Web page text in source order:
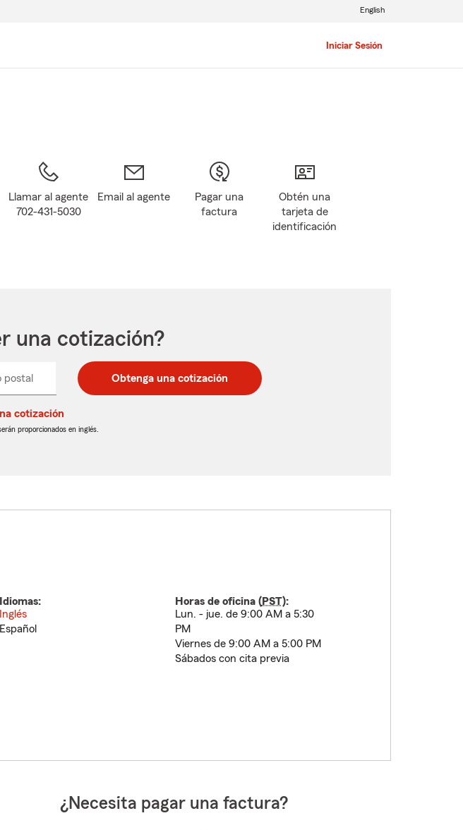
Iniciar Sesión
English
Llamar al agente
702-431-5030
Email al agente
Pagar una
factura
Obtén una
tarjeta de
identificación
una cotización?
postal
postal
de
postal
de
Obtenga una cotización
cotización
proporcionados en inglés.
Idiomas:
Inglés
Español
Horas de oficina (PST):
Lun. - jue. de 9:00 AM a 5:30
PM
Viernes de 9:00 AM a 5:00 PM
Sábados con cita previa
¿Necesita pagar una factura?